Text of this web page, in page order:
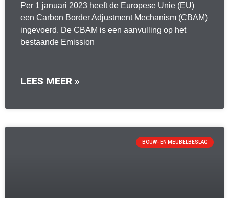
Per 1 januari 2023 heeft de Europese Unie (EU)
een Carbon Border Adjustment Mechanism (CBAM)
ingevoerd. De CBAM is een aanvulling op het
bestaande Emission
LEES MEER »
BOUW- EN MEUBELBESLAG